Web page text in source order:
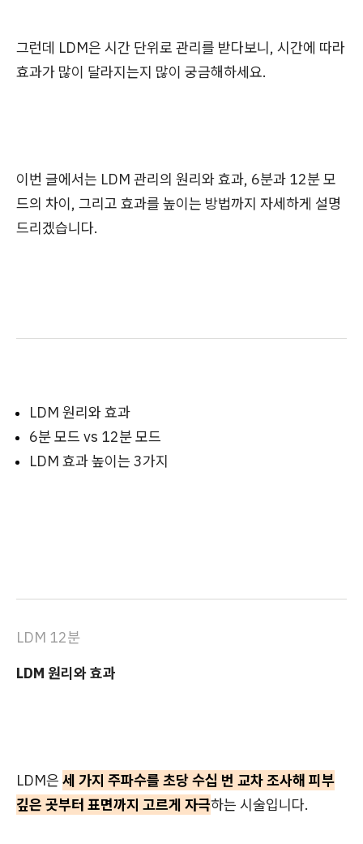
그런데 LDM은 시간 단위로 관리를 받다보니, 시간에 따라
효과가 많이 달라지는지 많이 궁금해하세요.
이번 글에서는 LDM 관리의 원리와 효과, 6분과 12분 모
드의 차이, 그리고 효과를 높이는 방법까지 자세하게 설명
드리겠습니다.
LDM 원리와 효과
6분 모드 vs 12분 모드
LDM 효과 높이는 3가지
LDM 12분
LDM 원리와 효과
LDM은 세 가지 주파수를 초당 수십 번 교차 조사해 피부
깊은 곳부터 표면까지 고르게 자극하는 시술입니다.